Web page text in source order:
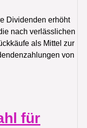
Dividenden erhöht
nach verlässlichen
als Mittel zur
von
für